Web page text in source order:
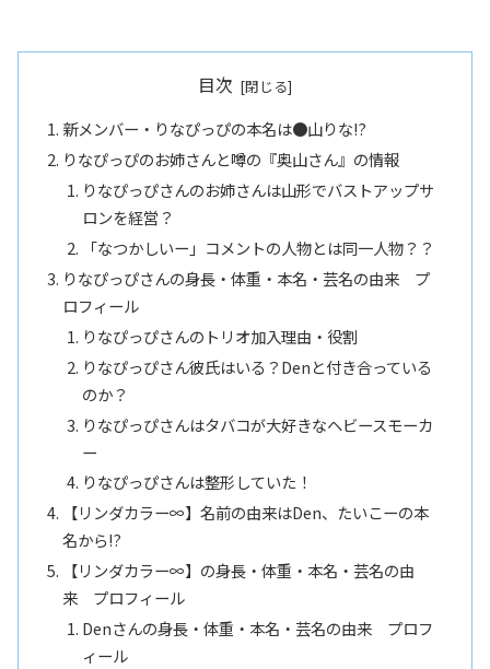
目次
新メンバー・りなぴっぴの本名は●山りな!?
りなぴっぴのお姉さんと噂の『奥山さん』の情報
りなぴっぴさんのお姉さんは山形でバストアップサ
ロンを経営？
「なつかしいー」コメントの人物とは同一人物？？
りなぴっぴさんの身長・体重・本名・芸名の由来 プ
ロフィール
りなぴっぴさんのトリオ加入理由・役割
りなぴっぴさん彼氏はいる？Denと付き合っている
のか？
りなぴっぴさんはタバコが大好きなヘビースモーカ
ー
りなぴっぴさんは整形していた！
【リンダカラー∞】名前の由来はDen、たいこーの本
名から!?
【リンダカラー∞】の身長・体重・本名・芸名の由
来 プロフィール
Denさんの身長・体重・本名・芸名の由来 プロフ
ィール